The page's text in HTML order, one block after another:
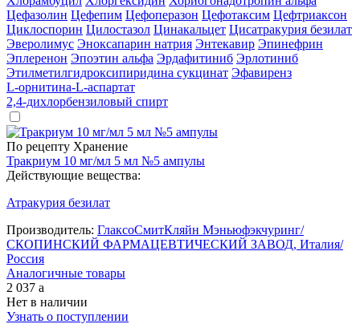
Цефазолин Цефепим Цефоперазон Цефотаксим Цефтриаксон
Циклоспорин Цилостазол Цинакальцет Цисатракурия безилат
Эверолимус Эноксапарин натрия Энтекавир Эпинефрин
Эплеренон Эпоэтин альфа Эрдафитиниб Эрлотиниб
Этилметилгидроксипиридина сукцинат Эфавиренз
L-орнитина-L-аспартат
2,4-дихлорбензиловый спирт
По рецепту Хранение
Тракриум 10 мг/мл 5 мл №5 ампулы
Действующие вещества:
Атракурия безилат
Производитель: ГлаксоСмитКляйн Мэньюфэкчуринг/
СКОПИНСКИЙ ФАРМАЦЕВТИЧЕСКИЙ ЗАВОД, Италия/
Россия
Аналогичные товары
2 037 a
Нет в наличии
Узнать о поступлении